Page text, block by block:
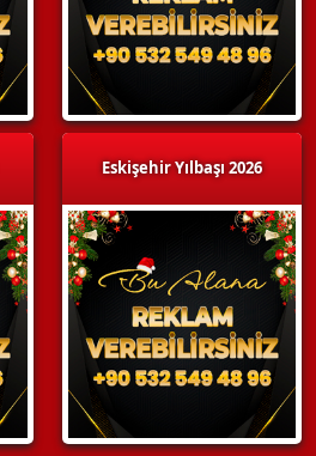
Eskişehir Yılbaşı 2026